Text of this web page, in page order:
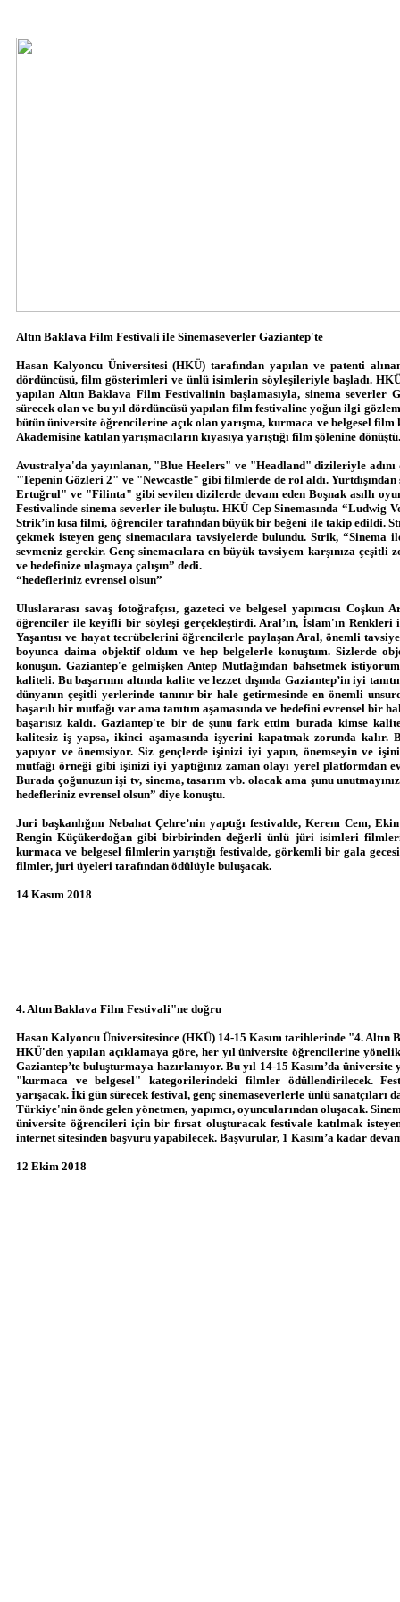
Altın Baklava Film Festivali ile Sinemaseverler Gaziantep'te
Hasan Kalyoncu Üniversitesi (HKÜ) tarafından yapılan ve patenti
dördüncüsü, film gösterimleri ve ünlü isimlerin söyleşileriyle başladı.
yapılan Altın Baklava Film Festivalinin başlamasıyla, sinema severler
sürecek olan ve bu yıl dördüncüsü yapılan film festivaline yoğun ilgi
bütün üniversite öğrencilerine açık olan yarışma, kurmaca ve belgesel
Akademisine katılan yarışmacıların kıyasıya yarıştığı film şölenine dönüştü.
Avustralya'da yayınlanan, "Blue Heelers" ve "Headland" dizileriyle
"Tepenin Gözleri 2" ve "Newcastle" gibi filmlerde de rol aldı.
Ertuğrul" ve "Filinta" gibi sevilen dizilerde devam eden Boşnak asıllı
Festivalinde sinema severler ile buluştu. HKÜ Cep Sinemasında “Ludwig
Strik’in kısa filmi, öğrenciler tarafından büyük bir beğeni ile takip edildi.
çekmek isteyen genç sinemacılara tavsiyelerde bulundu. Strik,
sevmeniz gerekir. Genç sinemacılara en büyük tavsiyem karşınıza çeşitli
ve hedefinize ulaşmaya çalışın” dedi.
“hedefleriniz evrensel olsun”
Uluslararası savaş fotoğrafçısı, gazeteci ve belgesel yapımcısı
öğrenciler ile keyifli bir söyleşi gerçekleştirdi. Aral’ın, İslam'ın
Yaşantısı ve hayat tecrübelerini öğrencilerle paylaşan Aral, önemli
boyunca daima objektif oldum ve hep belgelerle konuştum. Sizlerde
konuşun. Gaziantep'e gelmişken Antep Mutfağından bahsetmek
kaliteli. Bu başarının altında kalite ve lezzet dışında Gaziantep’in iyi
dünyanın çeşitli yerlerinde tanınır bir hale getirmesinde en önemli
başarılı bir mutfağı var ama tanıtım aşamasında ve hedefini evrensel bir
başarısız kaldı. Gaziantep'te bir de şunu fark ettim burada kimse
kalitesiz iş yapsa, ikinci aşamasında işyerini kapatmak zorunda
yapıyor ve önemsiyor. Siz gençlerde işinizi iyi yapın, önemseyin ve
mutfağı örneği gibi işinizi iyi yaptığınız zaman olayı yerel platformdan
Burada çoğunuzun işi tv, sinema, tasarım vb. olacak ama şunu
hedefleriniz evrensel olsun” diye konuştu.
Juri başkanlığını Nebahat Çehre’nin yaptığı festivalde, Kerem Cem,
Rengin Küçükerdoğan gibi birbirinden değerli ünlü jüri isimleri
kurmaca ve belgesel filmlerin yarıştığı festivalde, görkemli bir gala
filmler, juri üyeleri tarafından ödülüyle buluşacak.
14 Kasım 2018
4. Altın Baklava Film Festivali"ne doğru
Hasan Kalyoncu Üniversitesince (HKÜ) 14-15 Kasım tarihlerinde "4. Altın
HKÜ'den yapılan açıklamaya göre, her yıl üniversite öğrencilerine
Gaziantep’te buluşturmaya hazırlanıyor. Bu yıl 14-15 Kasım’da üniversite
"kurmaca ve belgesel" kategorilerindeki filmler ödüllendirilecek.
yarışacak. İki gün sürecek festival, genç sinemaseverlerle ünlü
Türkiye'nin önde gelen yönetmen, yapımcı, oyuncularından oluşacak.
üniversite öğrencileri için bir fırsat oluşturacak festivale katılmak
internet sitesinden başvuru yapabilecek. Başvurular, 1 Kasım’a kadar
12 Ekim 2018